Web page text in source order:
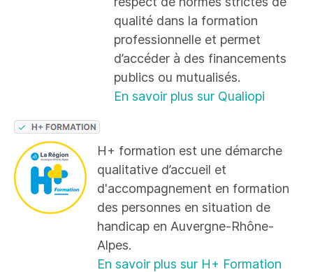
qualité dans la formation
professionnelle et permet
d’accéder à des financements
publics ou mutualisés.
En savoir plus sur Qualiopi
H+ formation est une démarche
qualitative d’accueil et
d'accompagnement en formation
des personnes en situation de
handicap en Auvergne-Rhône-
Alpes.
En savoir plus sur H+ Formation